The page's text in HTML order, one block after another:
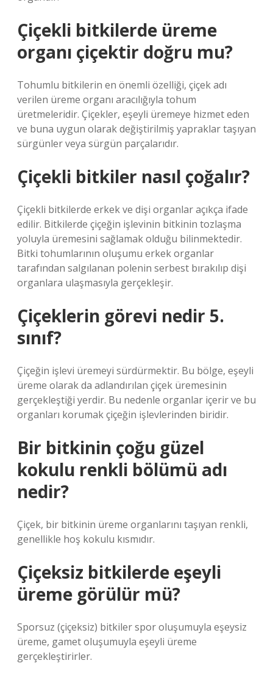
Çiçekli bitkilerde üreme
organı çiçektir doğru mu?
Tohumlu bitkilerin en önemli özelliği, çiçek adı
verilen üreme organı aracılığıyla tohum
üretmeleridir. Çiçekler, eşeyli üremeye hizmet eden
ve buna uygun olarak değiştirilmiş yapraklar taşıyan
sürgünler veya sürgün parçalarıdır.
Çiçekli bitkiler nasıl çoğalır?
Çiçekli bitkilerde erkek ve dişi organlar açıkça ifade
edilir. Bitkilerde çiçeğin işlevinin bitkinin tozlaşma
yoluyla üremesini sağlamak olduğu bilinmektedir.
Bitki tohumlarının oluşumu erkek organlar
tarafından salgılanan polenin serbest bırakılıp dişi
organlara ulaşmasıyla gerçekleşir.
Çiçeklerin görevi nedir 5.
sınıf?
Çiçeğin işlevi üremeyi sürdürmektir. Bu bölge, eşeyli
üreme olarak da adlandırılan çiçek üremesinin
gerçekleştiği yerdir. Bu nedenle organlar içerir ve bu
organları korumak çiçeğin işlevlerinden biridir.
Bir bitkinin çoğu güzel
kokulu renkli bölümü adı
nedir?
Çiçek, bir bitkinin üreme organlarını taşıyan renkli,
genellikle hoş kokulu kısmıdır.
Çiçeksiz bitkilerde eşeyli
üreme görülür mü?
Sporsuz (çiçeksiz) bitkiler spor oluşumuyla eşeysiz
üreme, gamet oluşumuyla eşeyli üreme
gerçekleştirirler.